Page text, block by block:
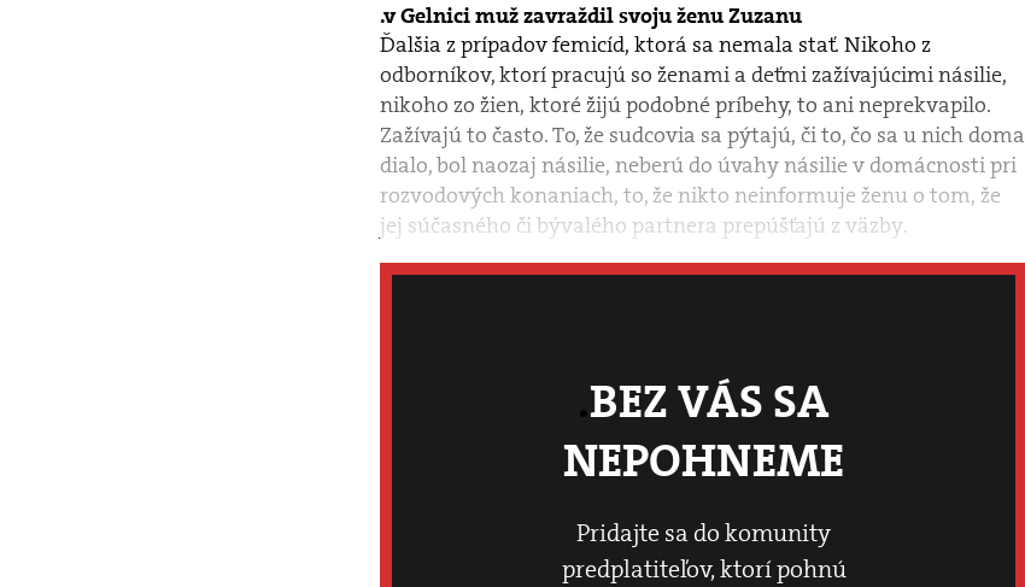
v Gelnici muž zavraždil svoju ženu Zuzanu
Ďalšia z prípadov femicíd, ktorá sa nemala stať. Nikoho z
odborníkov, ktorí pracujú so ženami a deťmi zažívajúcimi násilie,
nikoho zo žien, ktoré žijú podobné príbehy, to ani neprekvapilo.
Zažívajú to často. To, že sudcovia sa pýtajú, či to, čo sa u nich doma
dialo, bol naozaj násilie, neberú do úvahy násilie v domácnosti pri
rozvodových konaniach, to, že nikto neinformuje ženu o tom, že
jej súčasného či bývalého partnera prepúšťajú z väzby.
BEZ VÁS SA
NEPOHNEME
Pridajte sa do komunity
predplatiteľov, ktorí pohnú